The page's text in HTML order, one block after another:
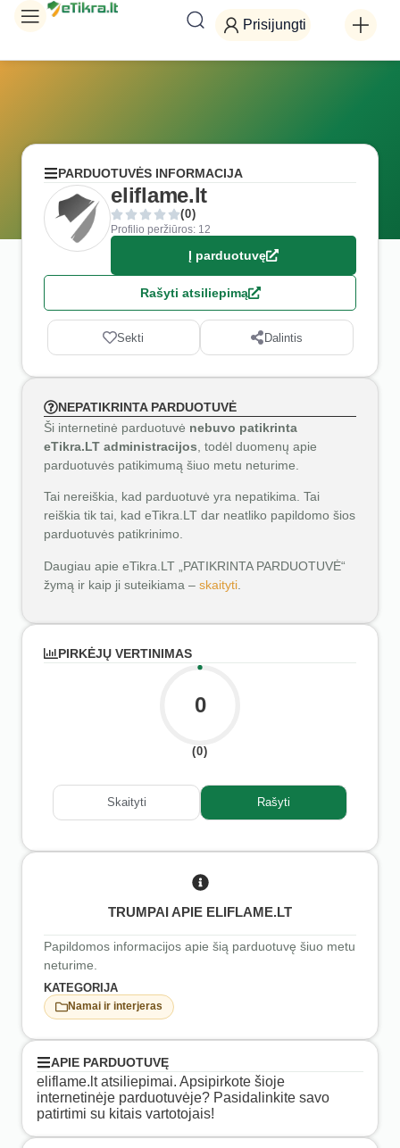
Prisijungti
PARDUOTUVĖS INFORMACIJA
eliflame.lt
(0)
Profilio peržiūros: 12
Į parduotuvę
Rašyti atsiliepimą
Sekti Dalintis
NEPATIKRINTA PARDUOTUVĖ
Ši internetinė parduotuvė nebuvo patikrinta
eTikra.LT administracijos , todėl duomenų apie
parduotuvės patikimumą šiuo metu neturime.
Tai nereiškia, kad parduotuvė yra nepatikima. Tai
reiškia tik tai, kad eTikra.LT dar neatliko papildomo šios
parduotuvės patikrinimo.
Daugiau apie eTikra.LT „PATIKRINTA PARDUOTUVĖ“
žymą ir kaip ji suteikiama – skaityti
PIRKĖJŲ VERTINIMAS
0
(0)
Skaityti Rašyti
TRUMPAI APIE ELIFLAME.LT
Papildomos informacijos apie šią parduotuvę šiuo metu
neturime.
KATEGORIJA
Namai ir interjeras
APIE PARDUOTUVĘ
eliflame.lt atsiliepimai. Apsipirkote šioje
internetinėje parduotuvėje? Pasidalinkite savo
patirtimi su kitais vartotojais!